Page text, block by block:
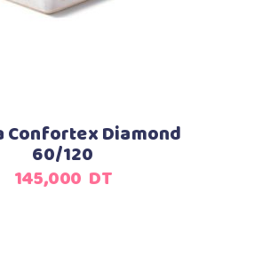
Confortex Diamond
60/120
145,000 DT